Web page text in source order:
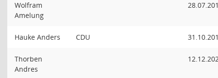
Wolfram
Amelung
Hauke Anders CDU
Thorben
Andres